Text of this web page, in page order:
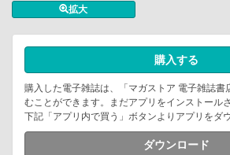
拡大
購入する
購入した電子雑誌は、「マガストア 電子雑誌書
むことができます。まだアプリをインストール
下記「アプリ内で買う」ボタンよりアプリをダ
ダウンロード